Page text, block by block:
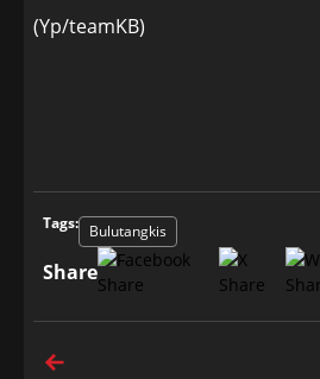
(Yp/teamKB)
Tags: Bulutangkis
Share